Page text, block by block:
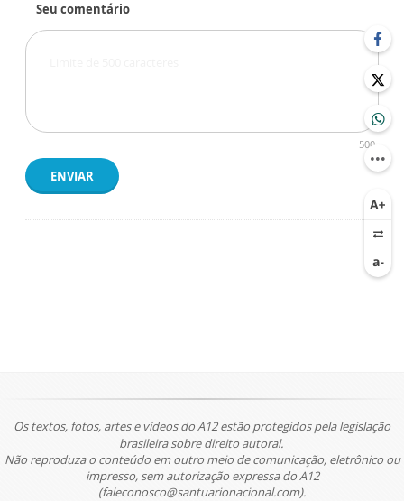
Seu comentário
500
ENVIAR
Os textos, fotos, artes e vídeos do A12 estão protegidos pela legislação
brasileira sobre direito autoral.
Não reproduza o conteúdo em outro meio de comunicação, eletrônico ou
impresso, sem autorização expressa do A12
(faleconosco@santuarionacional.com).